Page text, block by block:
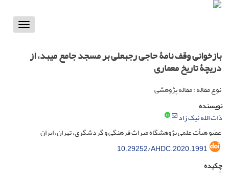
Toggle
بازخوانی وقف نامۀ حاجی رجبعلی بر مسجد جامع میبد، از
دریچۀ تاریخ معماری
نوع مقاله : مقاله پژوهشی
نویسنده
ذات الله نیک زاد
عضو هیأت علمی پژوهشگاه میراث فرهنگی و گردشگری، تهران، ایران
10.29252/AHDC.2020.1991
چکیده